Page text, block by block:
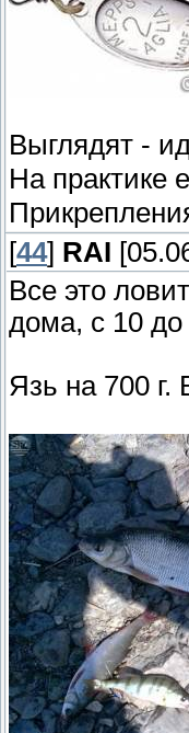
Выглядят -
На практике
[44] RAI
Все это
дома, с 10 до
Язь на 700 г.